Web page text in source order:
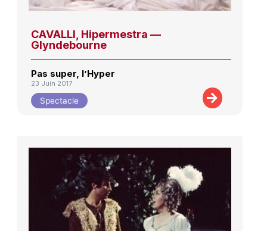
CAVALLI, Hipermestra —
Glyndebourne
Pas super, l’Hyper
23 Juin 2017
Spectacle